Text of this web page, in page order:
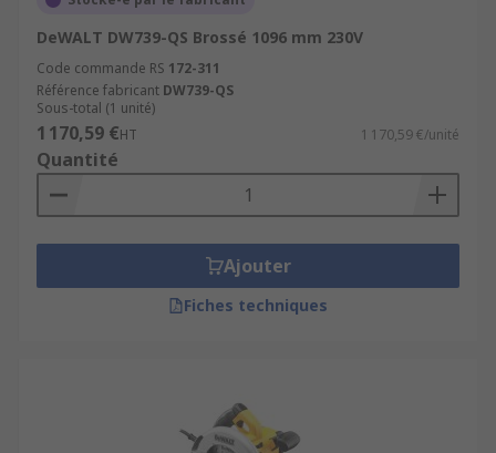
DeWALT DW739-QS Brossé 1096 mm 230V
Code commande RS 172-311
Référence fabricant DW739-QS
Sous-total (1 unité)
1 170,59 €HT 1 170,59 €/unité
Quantité
Ajouter
Fiches techniques